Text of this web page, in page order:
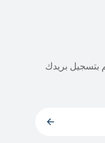
بتسجيل بريدك